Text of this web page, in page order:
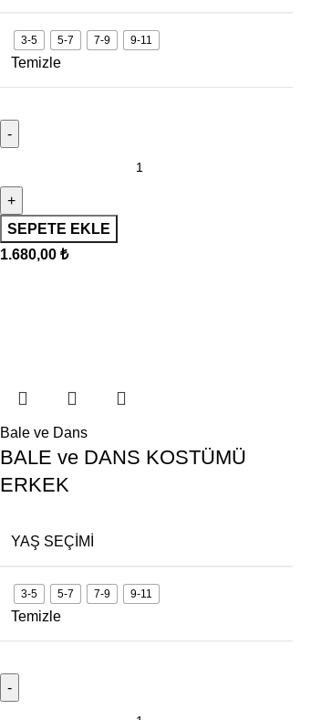
3-5 5-7 7-9 9-11
Temizle
SEPETE EKLE
1.680,00 ₺
Bale ve Dans
BALE ve DANS KOSTÜMÜ
ERKEK
YAŞ SEÇIMI
3-5 5-7 7-9 9-11
Temizle